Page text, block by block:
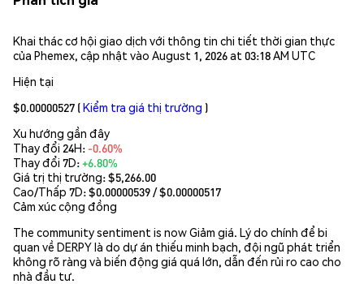
Khai thác cơ hội giao dịch với thông tin chi tiết thời gian thực
của Phemex, cập nhật vào August 1, 2026 at 03:18 AM UTC
Hiện tại
$0.00000527 (Kiểm tra giá thị trường )
Xu hướng gần đây
Thay đổi 24H: -0.60%
Thay đổi 7D:+6.80%
Giá trị thị trường:$5,266.00
Cao/Thấp 7D: $0.00000539/ $0.00000517
Cảm xúc cộng đồng
The community sentiment is now Giảm giá. Lý do chính để bi
quan về DERPY là do dự án thiếu minh bạch, đội ngũ phát triển
không rõ ràng và biến động giá quá lớn, dẫn đến rủi ro cao cho
nhà đầu tư.